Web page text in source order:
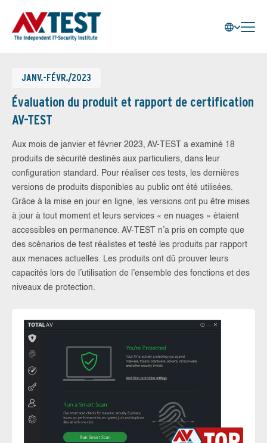
JANV.-FÉVR./2023
Évaluation du produit et rapport de certification
AV-TEST
Aux mois de janvier et février 2023, AV-TEST a examiné 18
produits de sécurité destinés aux particuliers, dans leur
configuration standard. Pour réaliser ces tests, les dernières
versions de produits disponibles au public ont été utilisées.
Grâce à la mise en jour en ligne, les versions ont pu être mises
à jour à tout moment et leurs services « en nuages » étaient
accessibles en permanence. AV-TEST n’a pris en compte que
des scénarios de test réalistes et testé les produits par rapport
aux menaces actuelles. Les produits ont dû prouver leurs
capacités lors de l’utilisation de l’ensemble des fonctions et des
niveaux de protection.